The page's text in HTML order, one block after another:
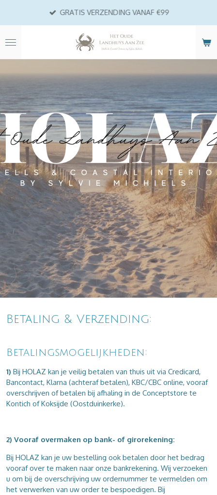
de
GRATIS VERZENDING VANAF €99
Betaling & Verzending:
Betalingsmogelijkheden:
1) Bij HOLAZ kan je veilig betalen van thuis uit via Credicard,
Bancontact, Klarna (achteraf betalen), KBC/CBC online, vooraf
overschrijven of betalen bij afhaling in de Conceptstore te
Kontich of Koksijde (Oostduinkerke).
2) Vooraf overmaken op bank- of girorekening:
Bij HOLAZ kan je uw bestelling ook betalen door het bedrag
vooraf over te maken naar onze bankrekening. Wij verzoeken
u om bij de overschrijving uw ordernummer te vermelden om
het verwerken van uw order te bespoedigen. Bij